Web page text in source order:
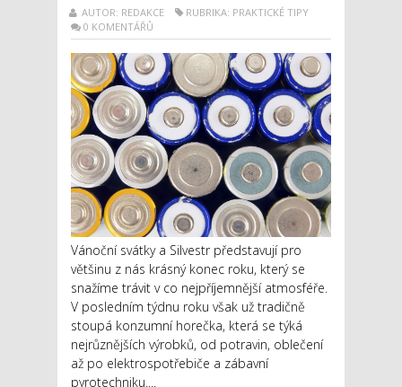
AUTOR: REDAKCE
RUBRIKA: PRAKTICKÉ TIPY
0 KOMENTÁŘŮ
Vánoční svátky a Silvestr představují pro
většinu z nás krásný konec roku, který se
snažíme trávit v co nejpříjemnější atmosféře.
V posledním týdnu roku však už tradičně
stoupá konzumní horečka, která se týká
nejrůznějších výrobků, od potravin, oblečení
až po elektrospotřebiče a zábavní
pyrotechniku....